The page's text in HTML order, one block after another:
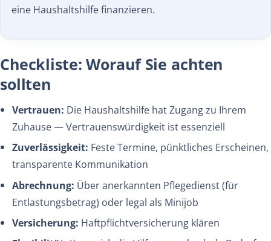
eine Haushaltshilfe finanzieren.
Checkliste: Worauf Sie achten
sollten
Vertrauen: Die Haushaltshilfe hat Zugang zu Ihrem
Zuhause — Vertrauenswürdigkeit ist essenziell
Zuverlässigkeit: Feste Termine, pünktliches Erscheinen,
transparente Kommunikation
Abrechnung: Über anerkannten Pflegedienst (für
Entlastungsbetrag) oder legal als Minijob
Versicherung: Haftpflichtversicherung klären